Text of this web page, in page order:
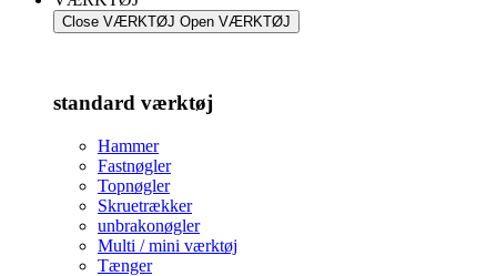
Close VÆRKTØJ Open VÆRKTØJ
standard værktøj
Hammer
Fastnøgler
Topnøgler
Skruetrækker
unbrakonøgler
Multi / mini værktøj
Tænger